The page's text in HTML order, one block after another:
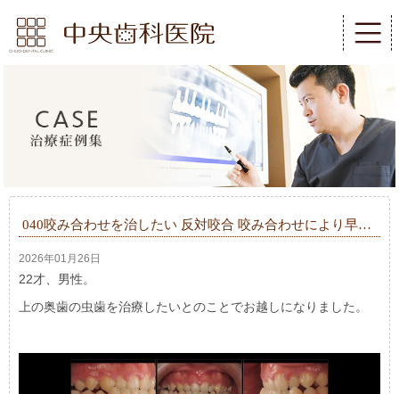
040咬み合わせを治したい 反対咬合 咬み合わせにより早…
2026年01月26日
22才、男性。
上の奥歯の虫歯を治療したいとのことでお越しになりました。